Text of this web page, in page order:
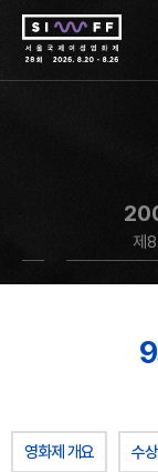
제8
영화제 개요 수